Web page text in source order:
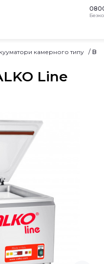
камерного типу
Line